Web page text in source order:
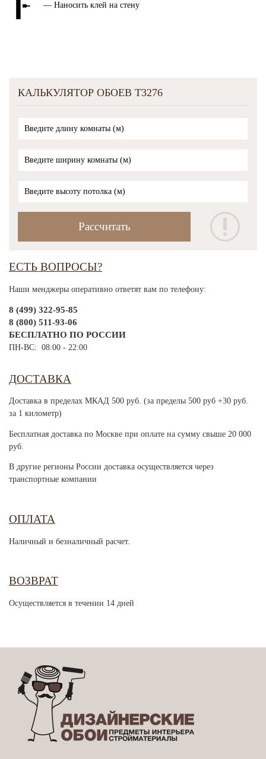
— Наносить клей на стену
КАЛЬКУЛЯТОР ОБОЕВ T3276
ЕСТЬ ВОПРОСЫ?
Наши менджеры оперативно ответят вам по телефону:
8 (499) 322-95-85
8 (800) 511-93-06
БЕСПЛАТНО ПО РОССИИ
ПН-ВС: 08:00 - 22:00
ДОСТАВКА
Доставка в пределах МКАД 500 руб. (за пределы 500 руб +30 руб.
за 1 километр)
Бесплатная доставка по Москве при оплате на сумму свыше 20 000
руб.
В другие регионы России доставка осуществляется через
транспортные компании
ОПЛАТА
Наличный и безналичный расчет.
ВОЗВРАТ
Осуществляется в течении 14 дней